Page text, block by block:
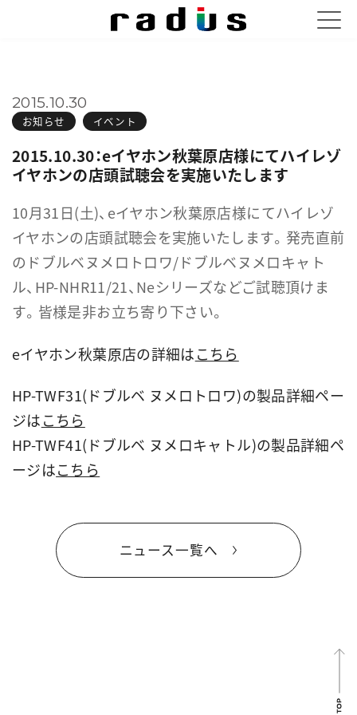
お知らせ イベント
2015.10.30
2015.10.30：eイヤホン秋葉原店様にてハイレゾ
イヤホンの店頭試聴会を実施いたします
10月31日(土)、eイヤホン秋葉原店様にてハイレゾ
イヤホンの店頭試聴会を実施いたします。発売直前
の ドブルベヌメロトロワ/ドブルベヌメロキャト
ル、HP-NHR11/21、Neシリーズなどご試聴頂けま
す。皆様是非お立ち寄り下さい。
eイヤホン秋葉原店の詳細はこちら
HP-TWF31(ドブルベ ヌメロトロワ)の製品詳細ペー
ジはこちら
HP-TWF41(ドブルベ ヌメロキャトル)の製品詳細ペ
ージはこちら
ニュース一覧へ